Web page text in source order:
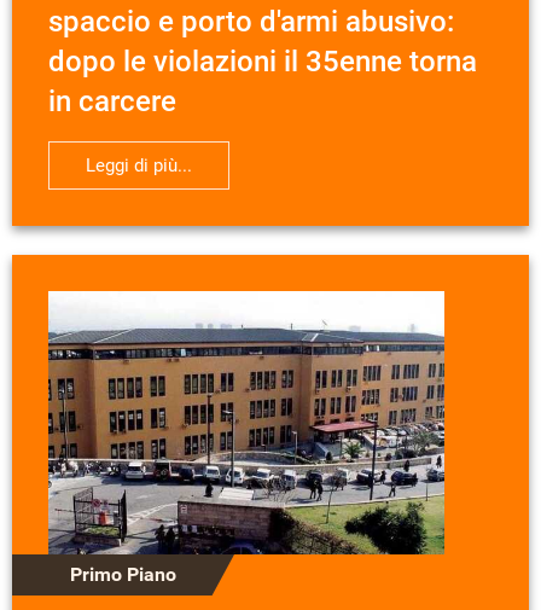
spaccio e porto d'armi abusivo:
dopo le violazioni il 35enne torna
in carcere
Leggi di più...
Primo Piano